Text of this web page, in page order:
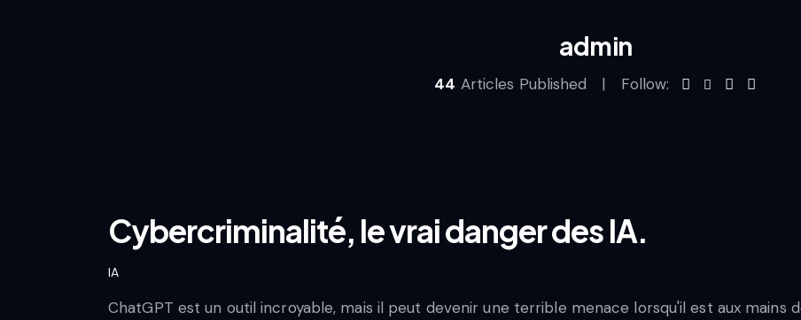
admin
44 Articles Published Follow:
Cybercriminalité, le vrai danger des IA.
IA
ChatGPT est un outil incroyable, mais il peut devenir une terrible menace lorsqu'il est aux mains